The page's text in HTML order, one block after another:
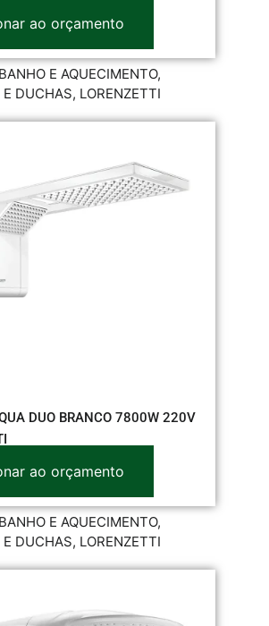
ao orçamento
BANHO E AQUECIMENTO,
E DUCHAS, LORENZETTI
DUO BRANCO 7800W 220V
ao orçamento
BANHO E AQUECIMENTO,
E DUCHAS, LORENZETTI